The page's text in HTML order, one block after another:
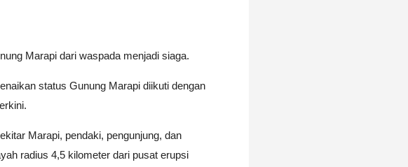
Marapi dari waspada menjadi siaga.
status Gunung Marapi diikuti dengan
Marapi, pendaki, pengunjung, dan
radius 4,5 kilometer dari pusat erupsi